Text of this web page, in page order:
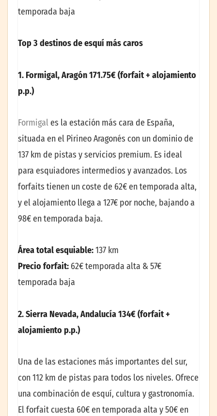
temporada baja
Top 3 destinos de esquí más caros
1. Formigal, Aragón 171.75€ (forfait + alojamiento
p.p.)
Formigal es la estación más cara de España,
situada en el Pirineo Aragonés con un dominio de
137 km de pistas y servicios premium. Es ideal
para esquiadores intermedios y avanzados. Los
forfaits tienen un coste de 62€ en temporada alta,
y el alojamiento llega a 127€ por noche, bajando a
98€ en temporada baja.
Área total esquiable:137 km
Precio forfait: 62€ temporada alta & 57€
temporada baja
2. Sierra Nevada, Andalucía 134€ (forfait +
alojamiento p.p.)
Una de las estaciones más importantes del sur,
con 112 km de pistas para todos los niveles. Ofrece
una combinación de esquí, cultura y gastronomía.
El forfait cuesta 60€ en temporada alta y 50€ en